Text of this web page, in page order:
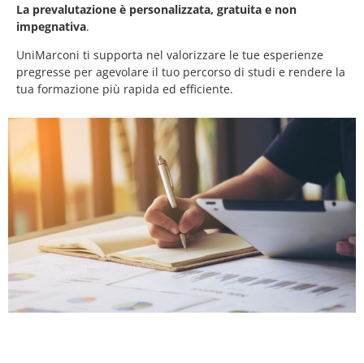
La prevalutazione è personalizzata, gratuita e non
impegnativa.
UniMarconi ti supporta nel valorizzare le tue esperienze
pregresse per agevolare il tuo percorso di studi e rendere la
tua formazione più rapida ed efficiente.